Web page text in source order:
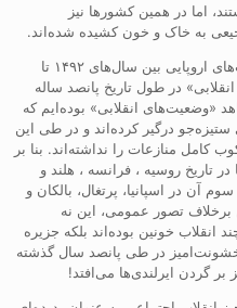
اما در همین کشورها نیز
به خاک و خون کشیده شده‌اند.
چارلز تیلی در بررسی ۵۰۰ ساله از انقلاب‌های اروپایی بین سال‌های ۱۴۹۲ تا
انقلابی» در طول تاریخ پانصد ساله
«وضعیت‌های انقلابی» بوده‌ایم که
درگیر کرده‌اند و در طی این
کامل منازعات را نداشته‌اند. بنا بر
تاریخ روسیه ، فرانسه ، هلند و
یک سوم آن در اسپانیا، پرتغال، بالکان و
برخلاف تصور عمومی، این نه
خونین بوده‌اند بلکه جزیره
خشونت‌امیز در طی پانصد سال گذشته
گردن ایرلندی‌ها می‌افتد!